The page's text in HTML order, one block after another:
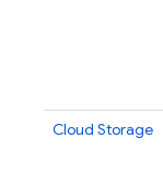
Cloud Storage